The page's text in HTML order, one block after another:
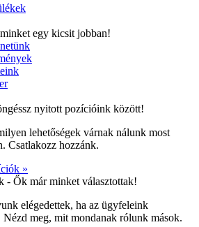
egy kicsit jobban!
nyitott pozícióink között!
lehetőségek várnak nálunk most
Csatlakozz hozzánk.
»
- Ők már minket választottak!
elégedettek, ha az ügyfeleink
Nézd meg, mit mondanak rólunk mások.